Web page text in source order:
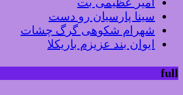
سینا پارسیان رو دست
شهرام شکوهی گرگ چشات
ایوان بند عزیزم باریکلا
full